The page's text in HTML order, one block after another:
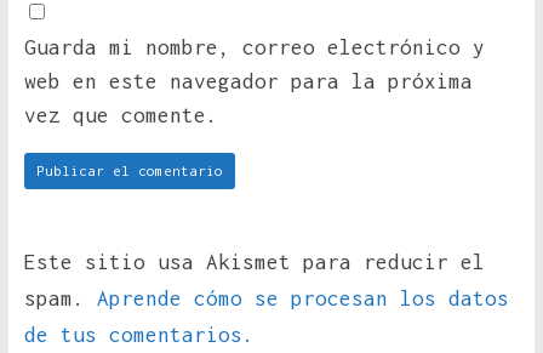
Guarda mi nombre, correo electrónico y
web en este navegador para la próxima
vez que comente.
Este sitio usa Akismet para reducir el
spam. Aprende cómo se procesan los datos
de tus comentarios.